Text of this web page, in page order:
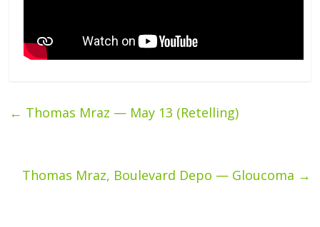
← Thomas Mraz — May 13 (Retelling)
Thomas Mraz, Boulevard Depo — Gloucoma →